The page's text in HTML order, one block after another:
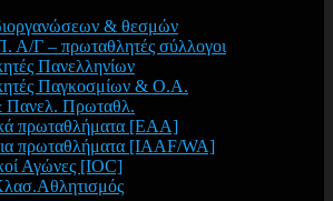
& θεσμών
Α/Γ – πρωταθλητές σύλλογοι
Πανελληνίων
Παγκοσμίων & Ο.Α.
Πρωταθλ.
πρωταθλήματα [EAA]
πρωταθλήματα [IAAF/WA]
Αγώνες [IOC]